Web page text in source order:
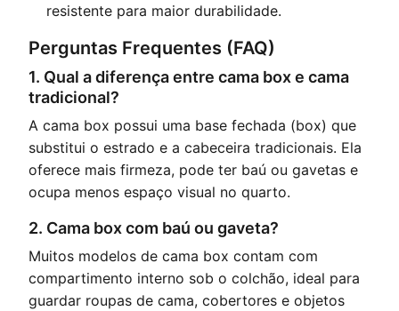
resistente para maior durabilidade.
Perguntas Frequentes (FAQ)
1. Qual a diferença entre cama box e cama
tradicional?
A cama box possui uma base fechada (box) que
substitui o estrado e a cabeceira tradicionais. Ela
oferece mais firmeza, pode ter baú ou gavetas e
ocupa menos espaço visual no quarto.
2. Cama box com baú ou gaveta?
Muitos modelos de cama box contam com
compartimento interno sob o colchão, ideal para
guardar roupas de cama, cobertores e objetos